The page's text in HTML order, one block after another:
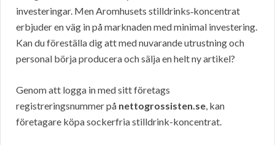
investeringar. Men Aromhusets stilldrinks‑koncentrat
erbjuder en väg in på marknaden med minimal investering.
Kan du föreställa dig att med nuvarande utrustning och
personal börja producera och sälja en helt ny artikel?
Genom att logga in med sitt företags
registreringsnummer på nettogrossisten.se, kan
företagare köpa sockerfria stilldrink-koncentrat.